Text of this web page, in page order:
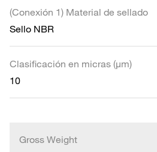
(Conexión 1) Material de sellado
Sello NBR
Clasificación en micras (µm)
10
Gross Weight